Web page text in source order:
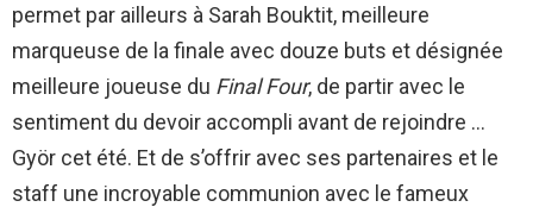
permet par ailleurs à Sarah Bouktit, meilleure
marqueuse de la finale avec douze buts et désignée
meilleure joueuse du Final Four, de partir avec le
sentiment du devoir accompli avant de rejoindre …
Györ cet été. Et de s’offrir avec ses partenaires et le
staff une incroyable communion avec le fameux